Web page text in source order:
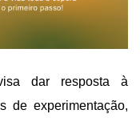
dar resposta à
de experimentação,